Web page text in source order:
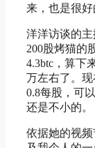
来，也是很好
洋洋访谈的
200股烤猫的
4.3btc，算下
万左右了。
0.8每股，可
还是不小的。
依据她的视